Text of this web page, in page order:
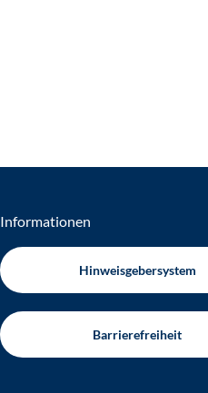
Informationen
Hinweisgebersystem
Barrierefreiheit